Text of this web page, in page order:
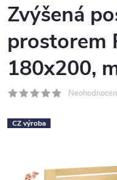
Zvýšená
prostorem
180x200,
CZ výroba